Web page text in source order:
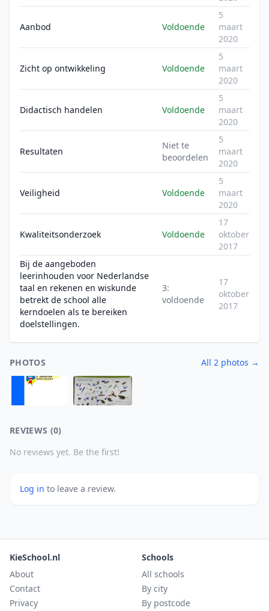
Aanbod Voldoende
5
maart
2020
Zicht op ontwikkeling Voldoende
5
maart
2020
Didactisch handelen Voldoende
5
maart
2020
Resultaten
Niet te
beoordelen
5
maart
2020
Veiligheid Voldoende
5
maart
2020
Kwaliteitsonderzoek Voldoende
17
oktober
2017
Bij de aangeboden
leerinhouden voor Nederlandse
taal en rekenen en wiskunde
betrekt de school alle
kerndoelen als te bereiken
doelstellingen.
3:
voldoende
17
oktober
2017
PHOTOS All 2 photos →
REVIEWS (0)
No reviews yet. Be the first!
Log in to leave a review.
KieSchool.nl
About
Contact
Privacy
Schools
All schools
By city
By postcode